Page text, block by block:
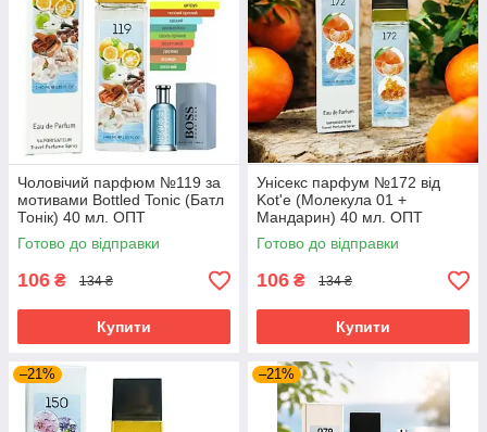
Чоловічий парфюм №119 за
мотивами Bottled Tonic (Батл
Тонік) 40 мл. ОПТ
Готово до відправки
106 ₴ 134 ₴
Купити
Унісекс парфум №172 від
Kot'e (Молекула 01 +
Мандарин) 40 мл. ОПТ
Готово до відправки
106 ₴ 134 ₴
Купити
–21% –21%